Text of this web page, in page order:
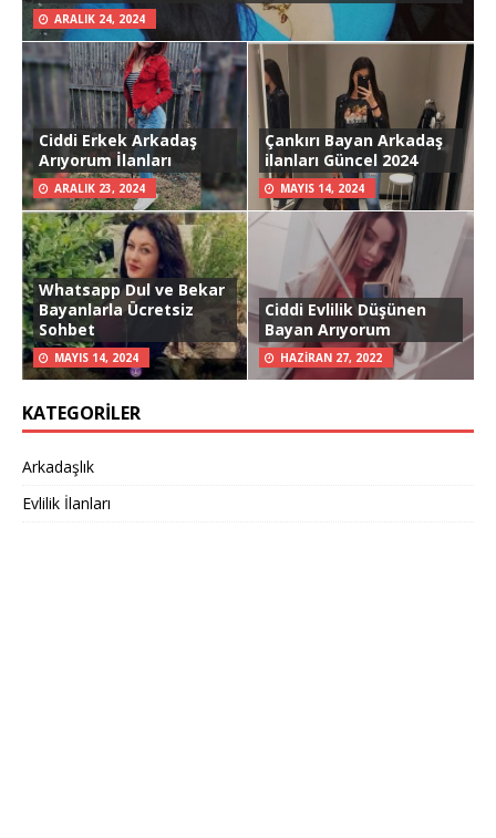
ARALIK 24, 2024
Ciddi Erkek Arkadaş
Arıyorum İlanları
ARALIK 23, 2024
Çankırı Bayan Arkadaş
ilanları Güncel 2024
MAYIS 14, 2024
Whatsapp Dul ve Bekar
Bayanlarla Ücretsiz
Sohbet
MAYIS 14, 2024
Ciddi Evlilik Düşünen
Bayan Arıyorum
HAZIRAN 27, 2022
KATEGORILER
Arkadaşlık
Evlilik İlanları